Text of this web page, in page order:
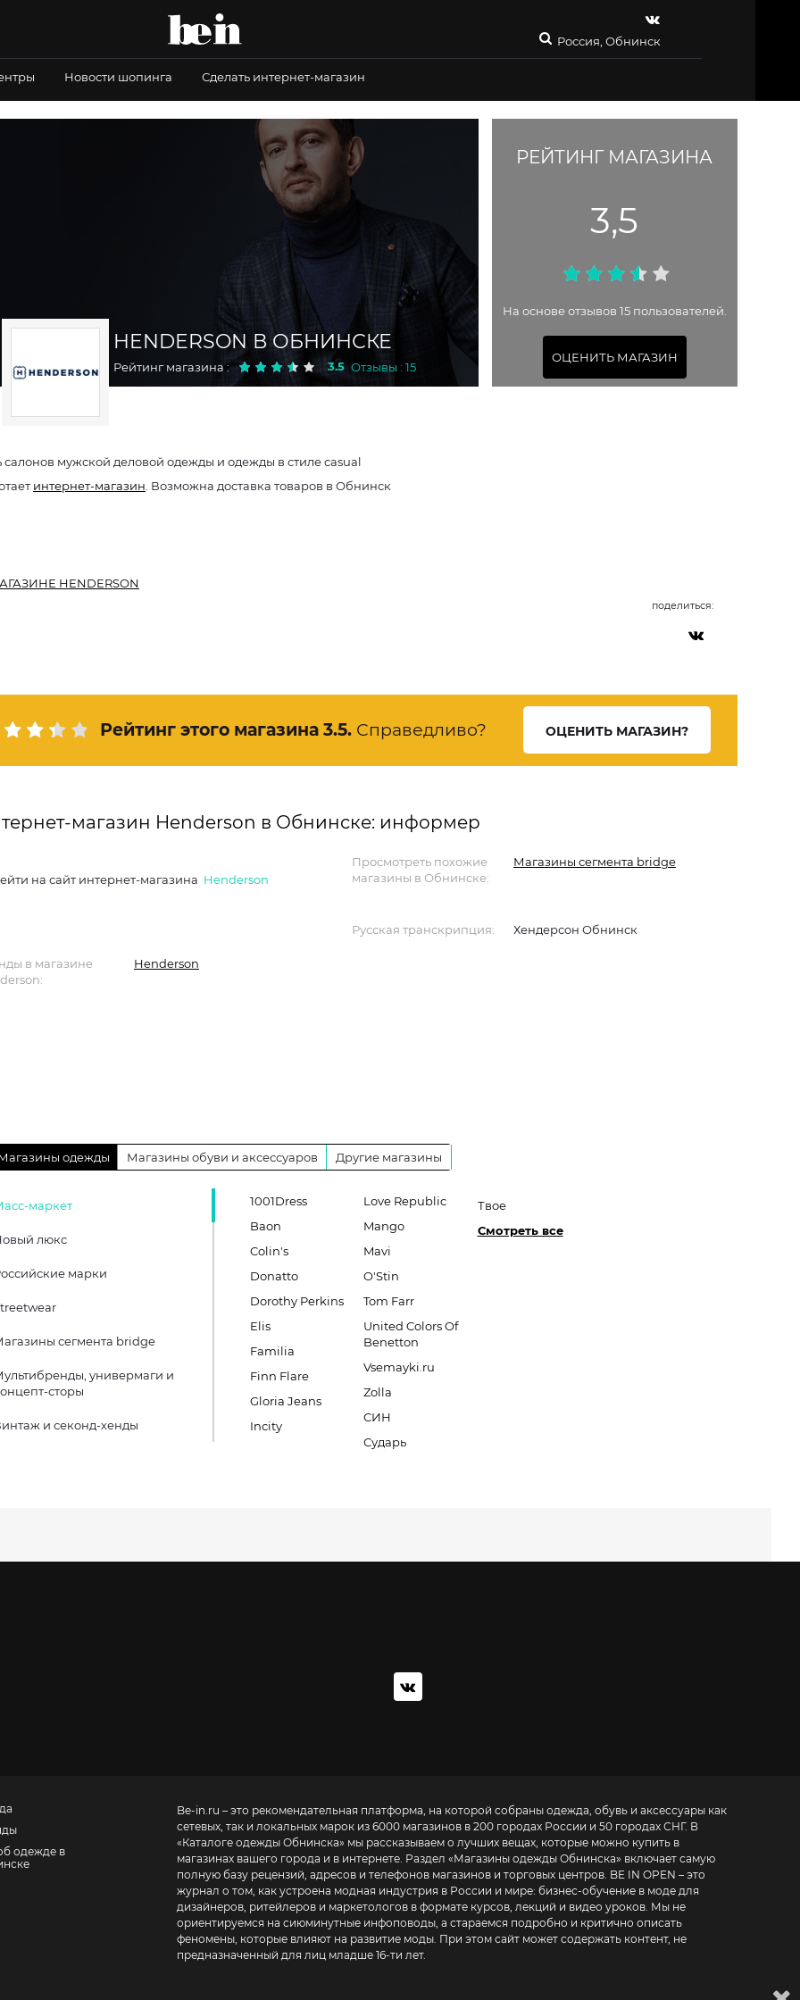
Россия, Обнинск
Новости шопинга Сделать интернет-магазин
HENDERSON В ОБНИНСКЕ
Рейтинг магазина : 3.5 Отзывы : 15
РЕЙТИНГ МАГАЗИНА
3,5
На основе отзывов 15 пользователей.
ОЦЕНИТЬ МАГАЗИН
салонов мужской деловой одежды и одежды в стиле сasual
интернет-магазин . Возможна доставка товаров в Обнинск
HENDERSON
поделиться:
Рейтинг этого магазина 3.5. Справедливо? ОЦЕНИТЬ МАГАЗИН?
магазин Henderson в Обнинске: информер
на сайт интернет-магазина Henderson
Просмотреть похожие
магазины в Обнинске:
Магазины сегмента bridge
Русская транскрипция: Хендерсон Обнинск
в магазине
Henderson
одежды Магазины обуви и аксессуаров Другие магазины
маркет
люкс
марки
сегмента bridge
универмаги и
сторы
и секонд-хенды
1001Dress
Baon
Colin's
Donatto
Dorothy Perkins
Elis
Familia
Finn Flare
Gloria Jeans
Incity
Love Republic
Mango
Mavi
O'Stin
Tom Farr
United Colors Of
Benetton
Vsemayki.ru
Zolla
СИН
Сударь
Твое
Смотреть все
одежде в
Be-in.ru – это рекомендательная платформа, на которой собраны одежда, обувь и аксессуары как
сетевых, так и локальных марок из 6000 магазинов в 200 городах России и 50 городах СНГ. В
«Каталоге одежды Обнинска» мы рассказываем о лучших вещах, которые можно купить в
магазинах вашего города и в интернете. Раздел «Магазины одежды Обнинска» включает самую
полную базу рецензий, адресов и телефонов магазинов и торговых центров. BE IN OPEN – это
журнал о том, как устроена модная индустрия в России и мире: бизнес-обучение в моде для
дизайнеров, ритейлеров и маркетологов в формате курсов, лекций и видео уроков. Мы не
ориентируемся на сиюминутные инфоповоды, а стараемся подробно и критично описать
феномены, которые влияют на развитие моды. При этом сайт может содержать контент, не
предназначенный для лиц младше 16-ти лет.